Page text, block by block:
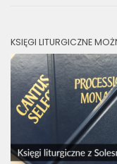
KSIĘGI LITURGICZNE